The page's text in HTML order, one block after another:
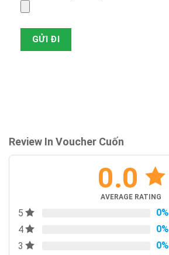
Review In Voucher Cuốn
0.0
AVERAGE RATING
5 0%
4
0%
3
0%